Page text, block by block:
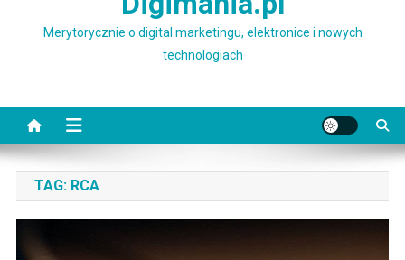
Merytorycznie o digital marketingu, elektronice i nowych
technologiach
TAG: RCA